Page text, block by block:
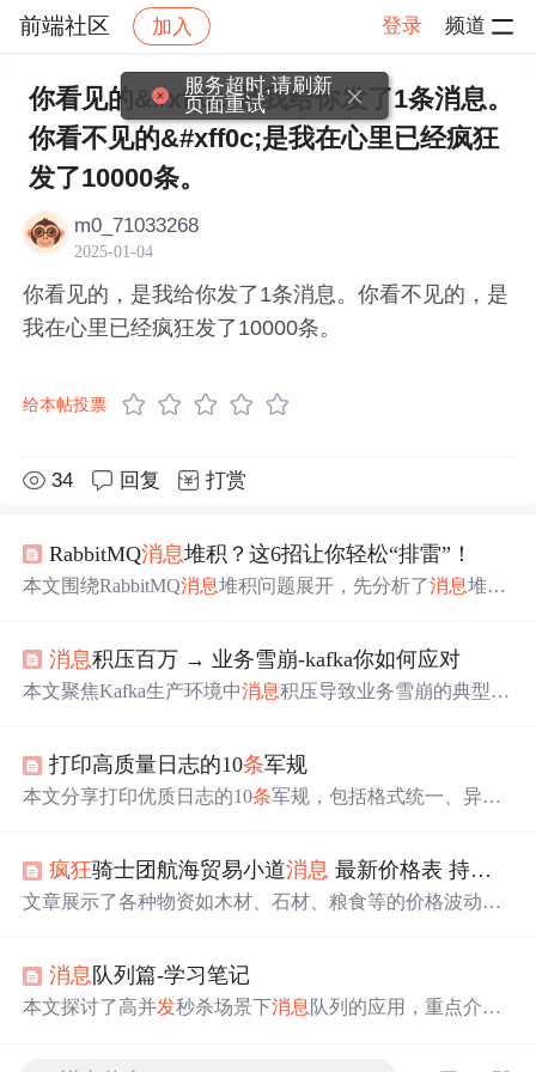
前端社区 加入 登录 频道
社区 前端社区 感慨 帖子详情
你看见的&#xff0c;是我给你发了1条消息。
你看不见的&#xff0c;是我在心里已经疯狂
发了10000条。
m0_71033268
2025-01-04
你看见的，是我给你发了1条消息。你看不见的，是
我在心里已经疯狂发了10000条。
给本帖投票
34 回复 打赏
RabbitMQ消息堆积？这6招让你轻松“排雷”！
本文围绕RabbitMQ消息堆积问题展开，先分析了消息堆积
限制队列长度、使用死信队列、监控告警和搭建高可用架
构等，还给出了不同业务场景的方案选择建议。
消息积压百万 → 业务雪崩-kafka你如何应对
本文聚焦Kafka生产环境中消息积压导致业务雪崩的典型问
Q）隔离、消费者临时扩容及上游限流，并强调分区数匹
配、rebalance风险规避等关键技术要点。同时提出预防体
打印高质量日志的10条军规
本文分享打印优质日志的10条军规，包括格式统一、异常
军规都给出反例和正解，还介绍了相关配置方法和风险规
避策略，助力快速定位问题。
疯狂骑士团航海贸易小道消息 最新价格表 持续更新物资
文章展示了各种物资如木材、石材、粮食等的价格波动，
资源管理和适应环境变化的重要性。
消息 队列篇-学习笔记
本文探讨了高并发秒杀场景下消息 队列的应用，重点介绍
服务超时,请刷新
页面重试